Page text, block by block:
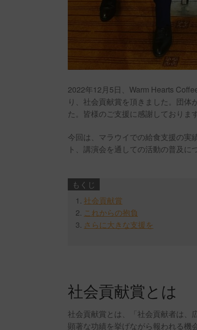
2022年12月5日、Warm Hearts
り、社会貢献賞を頂きました。団
た。皆様のご支援に感謝しております
今回は、マラウイでの給食支援の実
ト、講演会を通しての活動の普及
もくじ
1. 社会貢献賞
2. これからの抱負
3. さらに大きな支援を
社会貢献賞とは
社会貢献賞とは、「社会貢献者は、
顕著な功績を挙げながら報われる機